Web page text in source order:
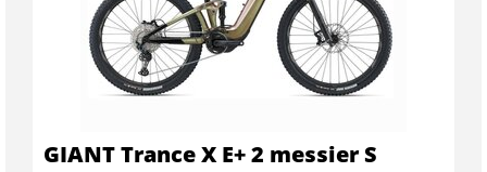
GIANT Trance X E+ 2 messier S